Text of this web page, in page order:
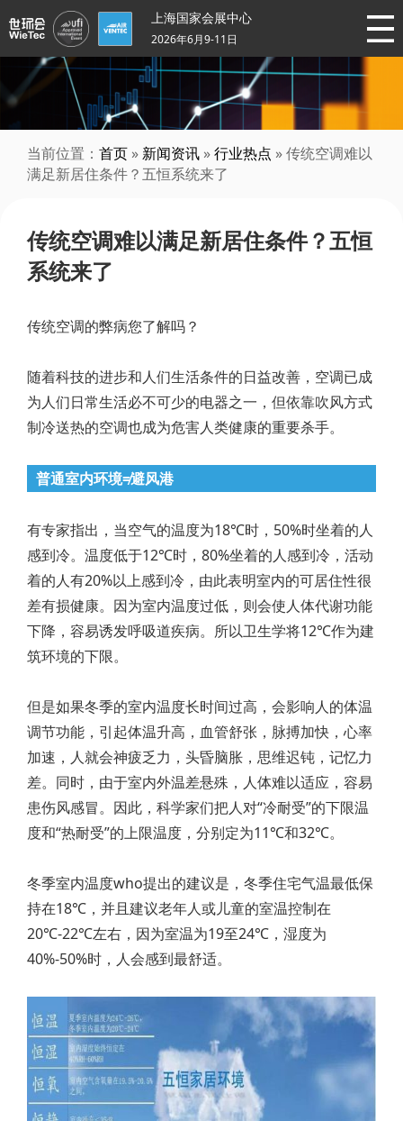
上海国家会展中心
2026年6月9-11日
当前位置： 首页 » 新闻资讯 »行业热点 » 传统空调难以
满足新居住条件？五恒系统来了
传统空调难以满足新居住条件？五恒
系统来了
传统空调的弊病您了解吗？
随着科技的进步和人们生活条件的日益改善，空调已成
为人们日常生活必不可少的电器之一，但依靠吹风方式
制冷送热的空调也成为危害人类健康的重要杀手。
普通室内环境≠避风港
有专家指出，当空气的温度为18℃时，50%时坐着的人
感到冷。温度低于12℃时，80%坐着的人感到冷，活动
着的人有20%以上感到冷，由此表明室内的可居住性很
差有损健康。因为室内温度过低，则会使人体代谢功能
下降，容易诱发呼吸道疾病。所以卫生学将12℃作为建
筑环境的下限。
但是如果冬季的室内温度长时间过高，会影响人的体温
调节功能，引起体温升高，血管舒张，脉搏加快，心率
加速，人就会神疲乏力，头昏脑胀，思维迟钝，记忆力
差。同时，由于室内外温差悬殊，人体难以适应，容易
患伤风感冒。因此，科学家们把人对“冷耐受”的下限温
度和“热耐受”的上限温度，分别定为11℃和32℃。
冬季室内温度who提出的建议是，冬季住宅气温最低保
持在18℃，并且建议老年人或儿童的室温控制在
20℃-22℃左右，因为室温为19至24℃，湿度为
40%-50%时，人会感到最舒适。